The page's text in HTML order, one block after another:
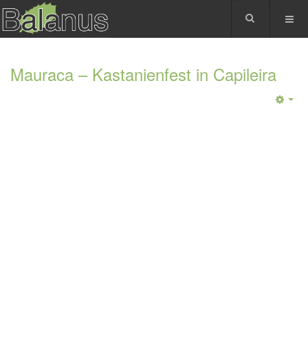
Mauraca – Kastanienfest in Capileira